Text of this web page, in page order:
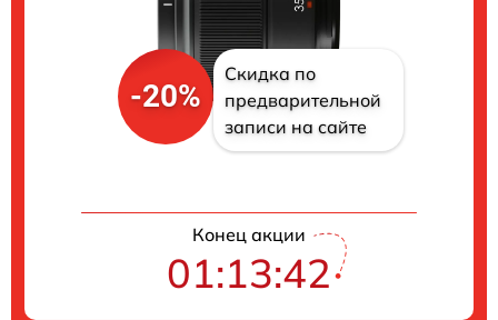
-20%
Скидка по
предварительной
записи на сайте
Конец акции
01:13:41